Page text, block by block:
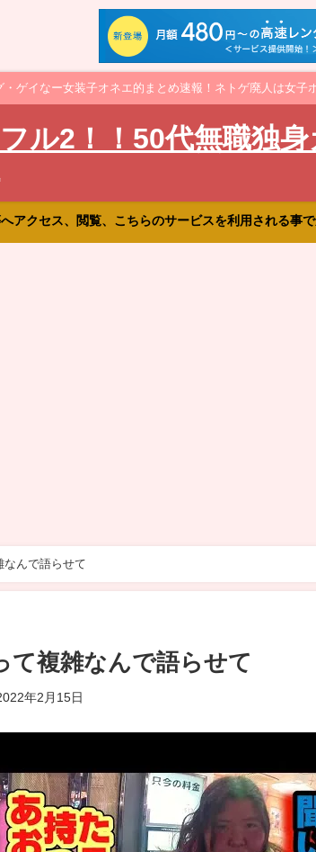
ゲイなー女装子オネエ的まとめ速報！ネトゲ廃人は女
ル2！！50代無職独
アクセス、閲覧、こちらのサービスを利用される事
なんで語らせて
て複雑なんで語らせて
年2月15日